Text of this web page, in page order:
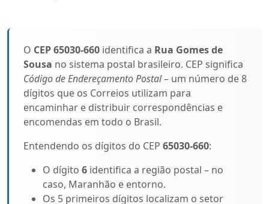
O CEP 65030-660 identifica a Rua Gomes de
Sousa no sistema postal brasileiro. CEP significa
Código de Endereçamento Postal– um número de 8
dígitos que os Correios utilizam para
encaminhar e distribuir correspondências e
encomendas em todo o Brasil.
Entendendo os dígitos do CEP 65030-660:
O dígito 6 identifica a região postal – no
caso, Maranhão e entorno.
Os 5 primeiros dígitos localizam o setor